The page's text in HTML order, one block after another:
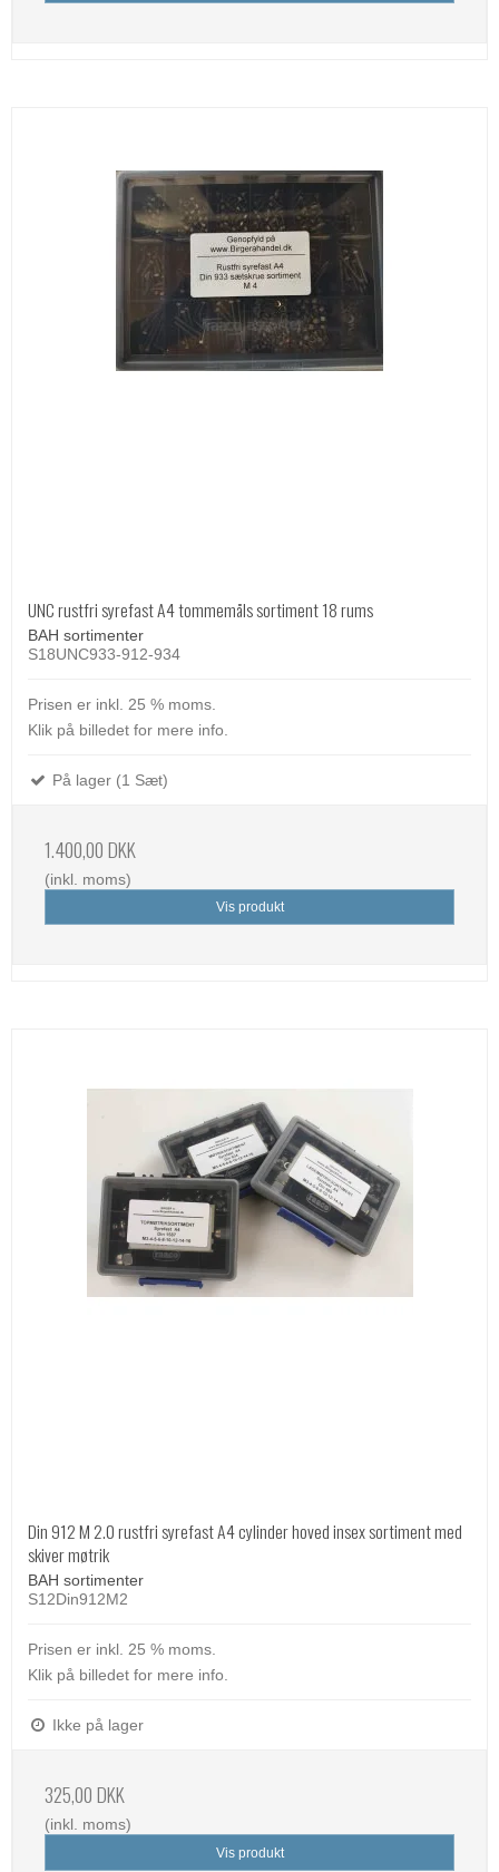
UNC rustfri syrefast A4 tommemåls sortiment 18 rums
BAH sortimenter
S18UNC933-912-934
Prisen er inkl. 25 % moms.
Klik på billedet for mere info.
På lager (1 Sæt)
1.400,00 DKK
(inkl. moms)
Vis produkt
Din 912 M 2.0 rustfri syrefast A4 cylinder hoved insex sortiment med
skiver møtrik
BAH sortimenter
S12Din912M2
Prisen er inkl. 25 % moms.
Klik på billedet for mere info.
Ikke på lager
325,00 DKK
(inkl. moms)
Vis produkt